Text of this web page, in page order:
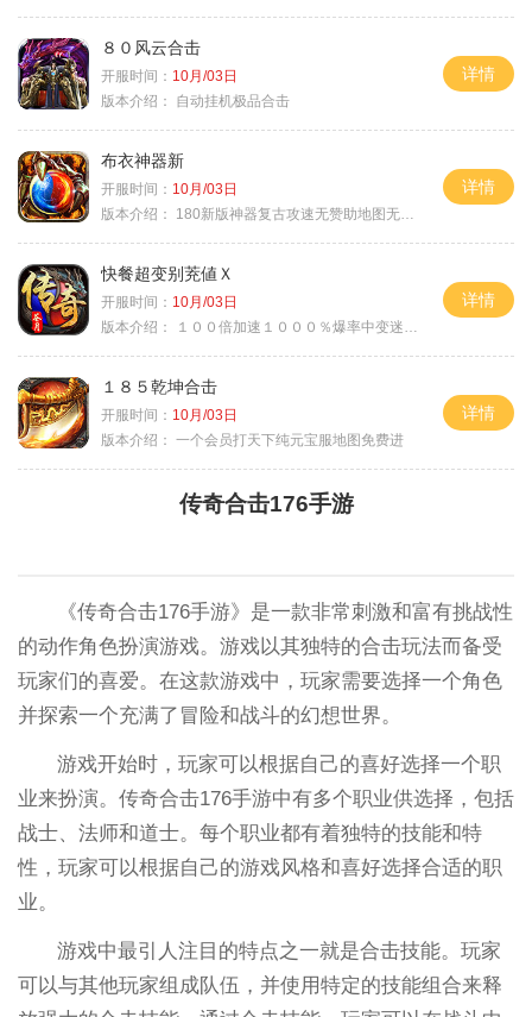
８０风云合击
开服时间： 10月/03日
版本介绍：
自动挂机极品合击
详情
布衣神器新
开服时间： 10月/03日
版本介绍：
180新版神器复古攻速无赞助地图无排行
详情
快餐超变别茺値Ｘ
开服时间： 10月/03日
版本介绍：
１００倍加速１０００％爆率中变迷失单职
详情
１８５乾坤合击
开服时间： 10月/03日
版本介绍： 一个会员打天下纯元宝服地图免费进
详情
传奇合击176手游
《传奇合击176手游》是一款非常刺激和富有挑战性
的动作角色扮演游戏。游戏以其独特的合击玩法而备受
玩家们的喜爱。在这款游戏中，玩家需要选择一个角色
并探索一个充满了冒险和战斗的幻想世界。
游戏开始时，玩家可以根据自己的喜好选择一个职
业来扮演。传奇合击176手游中有多个职业供选择，包括
战士、法师和道士。每个职业都有着独特的技能和特
性，玩家可以根据自己的游戏风格和喜好选择合适的职
业。
游戏中最引人注目的特点之一就是合击技能。玩家
可以与其他玩家组成队伍，并使用特定的技能组合来释